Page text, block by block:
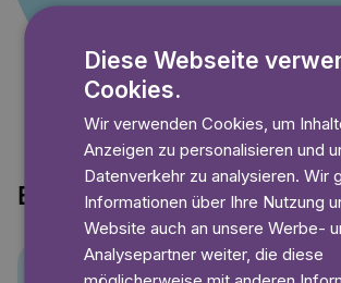
Entdecke auch
Diese Webseite
Cookies.
Wir verwenden Cookies, um
Anzeigen zu personalisieren und
Datenverkehr zu analysieren. Wir
Informationen über Ihre Nutzung
Website auch an unsere Werbe-
Analysepartner weiter, die diese